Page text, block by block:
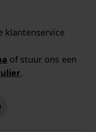
klantenservice
of stuur ons een
.